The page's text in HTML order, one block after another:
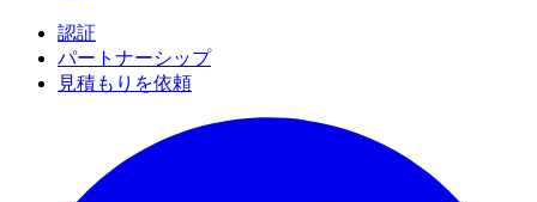
認証
パートナーシップ
見積もりを依頼